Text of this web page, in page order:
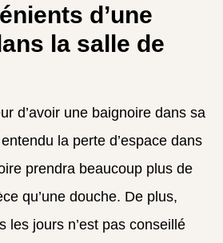
d’une
la salle de
d’avoir une baignoire dans sa
la perte d’espace dans
prendra beaucoup plus de
qu’une douche. De plus,
les jours n’est pas conseillé